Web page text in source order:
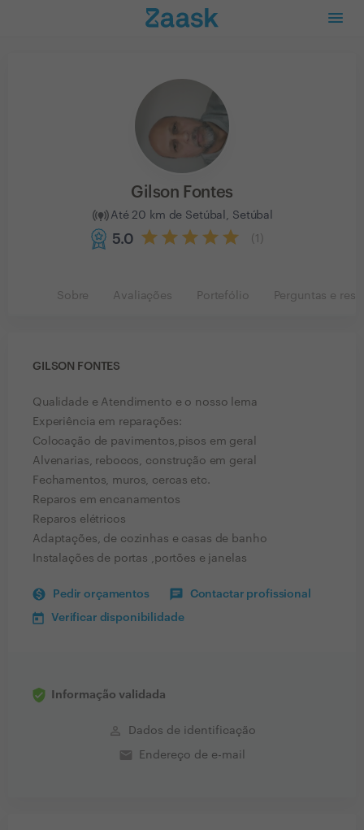
Gilson Fontes
Até 20 km de Setúbal, Setúbal
5.0 1
Sobre Avaliações Portefólio Perguntas e
GILSON FONTES
Qualidade e Atendimento e o nosso lema
Experiência em reparações:
Colocação de pavimentos,pisos em geral
Alvenarias, rebocos, construção em geral
Fechamentos, muros, cercas etc.
Reparos em encanamentos
Reparos elétricos
Adaptações, de cozinhas e casas de banho
Instalações de portas ,portões e janelas
Pedir orçamentos Contactar profissional
Verificar disponibilidade
Informação validada
perm_identity Dados de identificação
email Endereço de e-mail